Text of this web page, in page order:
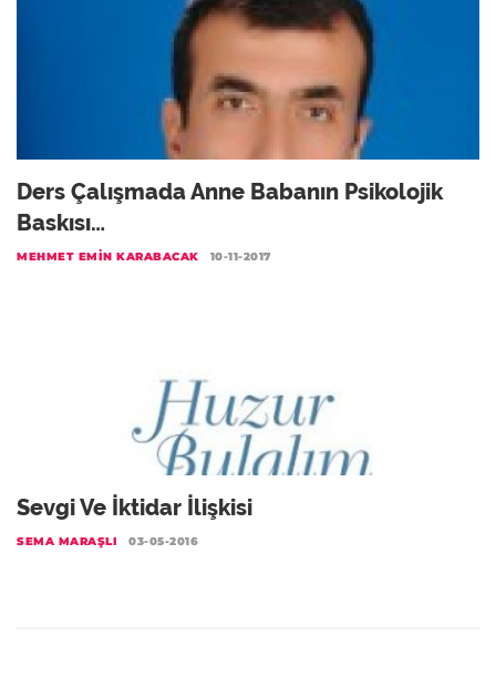
Ders Çalışmada Anne Babanın Psikolojik
Baskısı…
MEHMET EMIN KARABACAK 10-11-2017
Sevgi Ve İktidar İlişkisi
SEMA MARAŞLI 03-05-2016